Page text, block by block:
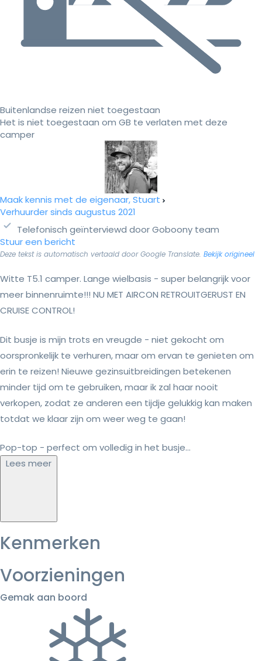
Buitenlandse reizen niet toegestaan
Het is niet toegestaan om GB te verlaten met deze
camper
Maak kennis met de eigenaar, Stuart
Verhuurder sinds augustus 2021
Telefonisch geïnterviewd door Goboony team
Stuur een bericht
Deze tekst is automatisch vertaald door Google Translate. Bekijk origineel
Witte T5.1 camper. Lange wielbasis - super belangrijk voor
meer binnenruimte!!! NU MET AIRCON RETROUITGERUST EN
CRUISE CONTROL!
Dit busje is mijn trots en vreugde - niet gekocht om
oorspronkelijk te verhuren, maar om ervan te genieten om
erin te reizen! Nieuwe gezinsuitbreidingen betekenen
minder tijd om te gebruiken, maar ik zal haar nooit
verkopen, zodat ze anderen een tijdje gelukkig kan maken
totdat we klaar zijn om weer weg te gaan!
Pop-top - perfect om volledig in het busje...
Lees meer
Kenmerken
Voorzieningen
Gemak aan boord